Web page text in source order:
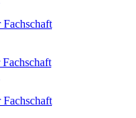
Fachschaft